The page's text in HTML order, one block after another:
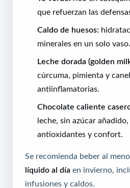
que refuerzan las
Caldo de huesos:
minerales en un solo vaso.
Leche dorada (golden
cúrcuma, pimienta y
antiinflamatorias.
Chocolate caliente
leche, sin azúcar
antioxidantes y confort.
Se recomienda beber al
líquido al día en invierno,
infusiones y caldos.